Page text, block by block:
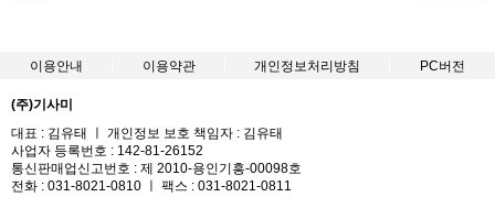
이용안내 이용약관 개인정보처리방침 PC버전
(주)기사미
대표 : 김유태 ㅣ 개인정보 보호 책임자 : 김유태
사업자 등록번호 : 142-81-26152
통신판매업신고번호 : 제 2010-용인기흥-00098호
전화 : 031-8021-0810 ㅣ 팩스 : 031-8021-0811